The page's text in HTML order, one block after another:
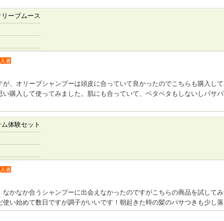
ーブムース
者
、オリーブシャンプーは頭皮に合っていて良かったのでこちらも購入し
購入して使ってみました。肌にも合っていて、ベタベタもしないしパサ
体験セット
者
かなか合うシャンプーに出会えなかったのですがこちらの商品を試して
い始めて数日ですが調子がいいです！朝起きた時の髪のパサつきも少し